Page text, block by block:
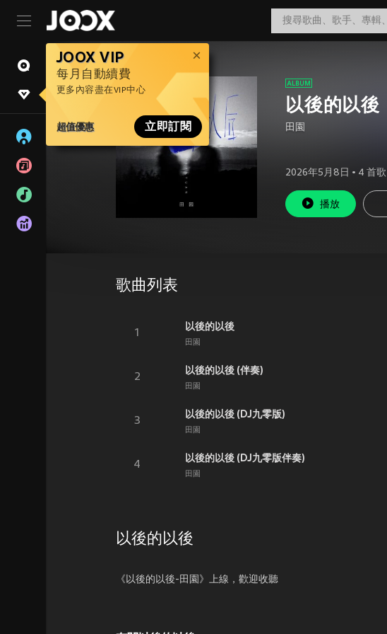
JOOX VIP
每月自動續費
更多內容盡在VIP中心
超值優惠 立即訂閱
以後的以後
田園
2026年5月8日 • 4 首歌
播放
歌曲列表
1
以後的以後
田園
2
以後的以後 (伴奏)
田園
3
以後的以後 (DJ九零版)
田園
4
以後的以後 (DJ九零版伴奏)
田園
以後的以後
《以後的以後-田園》上線，歡迎收聽